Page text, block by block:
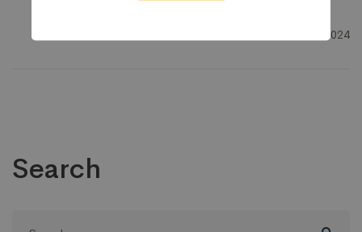
15 Marzo 2024
Search